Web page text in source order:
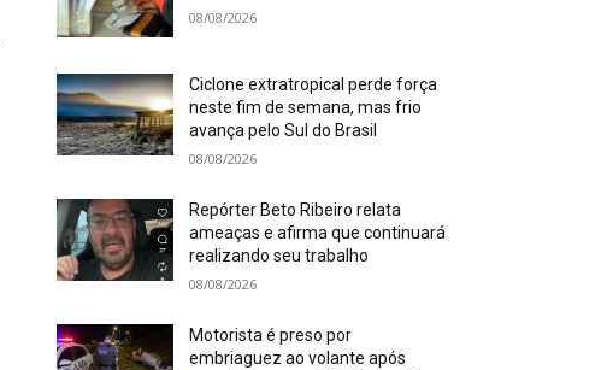
08/08/2026
Ciclone extratropical perde força
neste fim de semana, mas frio
avança pelo Sul do Brasil
08/08/2026
Repórter Beto Ribeiro relata
ameaças e afirma que continuará
realizando seu trabalho
08/08/2026
Motorista é preso por
embriaguez ao volante após